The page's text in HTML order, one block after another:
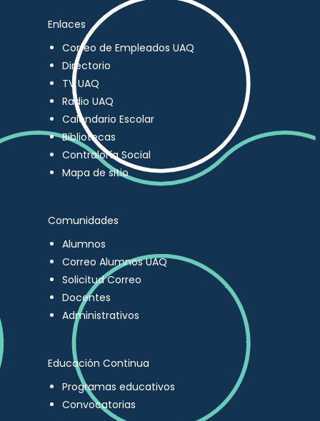
Enlaces
Correo de Empleados UAQ
Directorio
TV UAQ
Radio UAQ
Calendario Escolar
Bibliotecas
Contraloría Social
Mapa de sitio
Comunidades
Alumnos
Correo Alumnos UAQ
Solicitud Correo
Docentes
Administrativos
Educación Continua
Programas educativos
Convocatorias